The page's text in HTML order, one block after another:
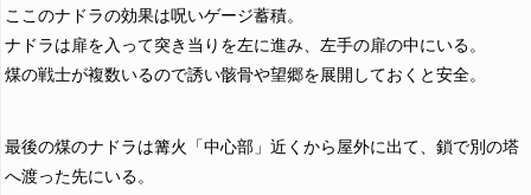
ここのナドラの効果は呪いゲージ蓄積。
ナドラは扉を入って突き当りを左に進み、左手の扉の中にいる。
煤の戦士が複数いるので誘い骸骨や望郷を展開しておくと安全。
最後の煤のナドラは篝火「中心部」近くから屋外に出て、鎖で別の塔
へ渡った先にいる。